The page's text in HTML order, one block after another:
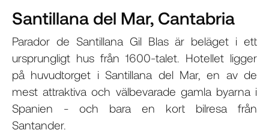
Santillana del Mar, Cantabria
Parador de Santillana Gil Blas är beläget i ett
ursprungligt hus från 1600-talet. Hotellet ligger
på huvudtorget i Santillana del Mar, en av de
mest attraktiva och välbevarade gamla byarna i
Spanien - och bara en kort bilresa från
Santander.